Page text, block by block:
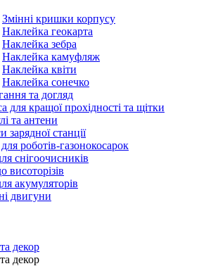
Змінні кришки корпусу
Наклейка геокарта
Наклейка зебра
Наклейка камуфляж
Наклейка квіти
Наклейка сонечко
та догляд
для кращої прохідності та щітки
та антени
зарядної станції
роботів-газонокосарок
снігоочисників
висоторізів
акумуляторів
двигуни
декор
декор